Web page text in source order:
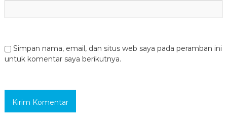
Simpan nama, email, dan situs web saya pada peramban ini
untuk komentar saya berikutnya.